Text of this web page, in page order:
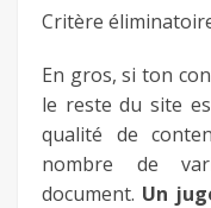
Critère
En gros, si ton
le reste du site
qualité de
nombre de
document. Un